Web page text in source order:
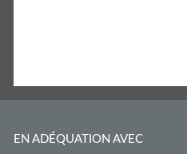
EN ADÉQUATION AVEC